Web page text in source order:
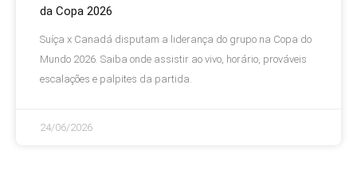
da Copa 2026
Suíça x Canadá disputam a liderança do grupo na Copa do
Mundo 2026. Saiba onde assistir ao vivo, horário, prováveis
escalações e palpites da partida.
24/06/2026